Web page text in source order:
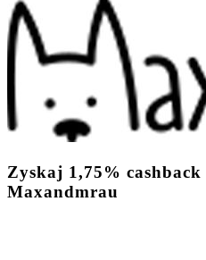
Zyskaj 1,75% cashback
Maxandmrau